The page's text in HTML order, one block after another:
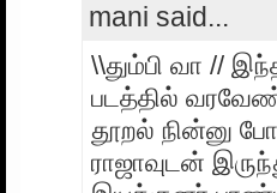
mani said...
\\தும்பி வா //
படத்தில்
தூறல் நின்னு
ராஜாவுடன்